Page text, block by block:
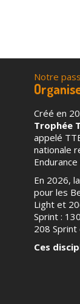
Notre
Créé en
Trophée
appelé
nationale
En 2026,
pour les
Light et
Sprint :
208 Sprint
Ces